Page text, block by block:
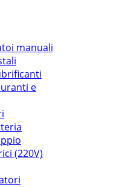
manuali
e
(220V)